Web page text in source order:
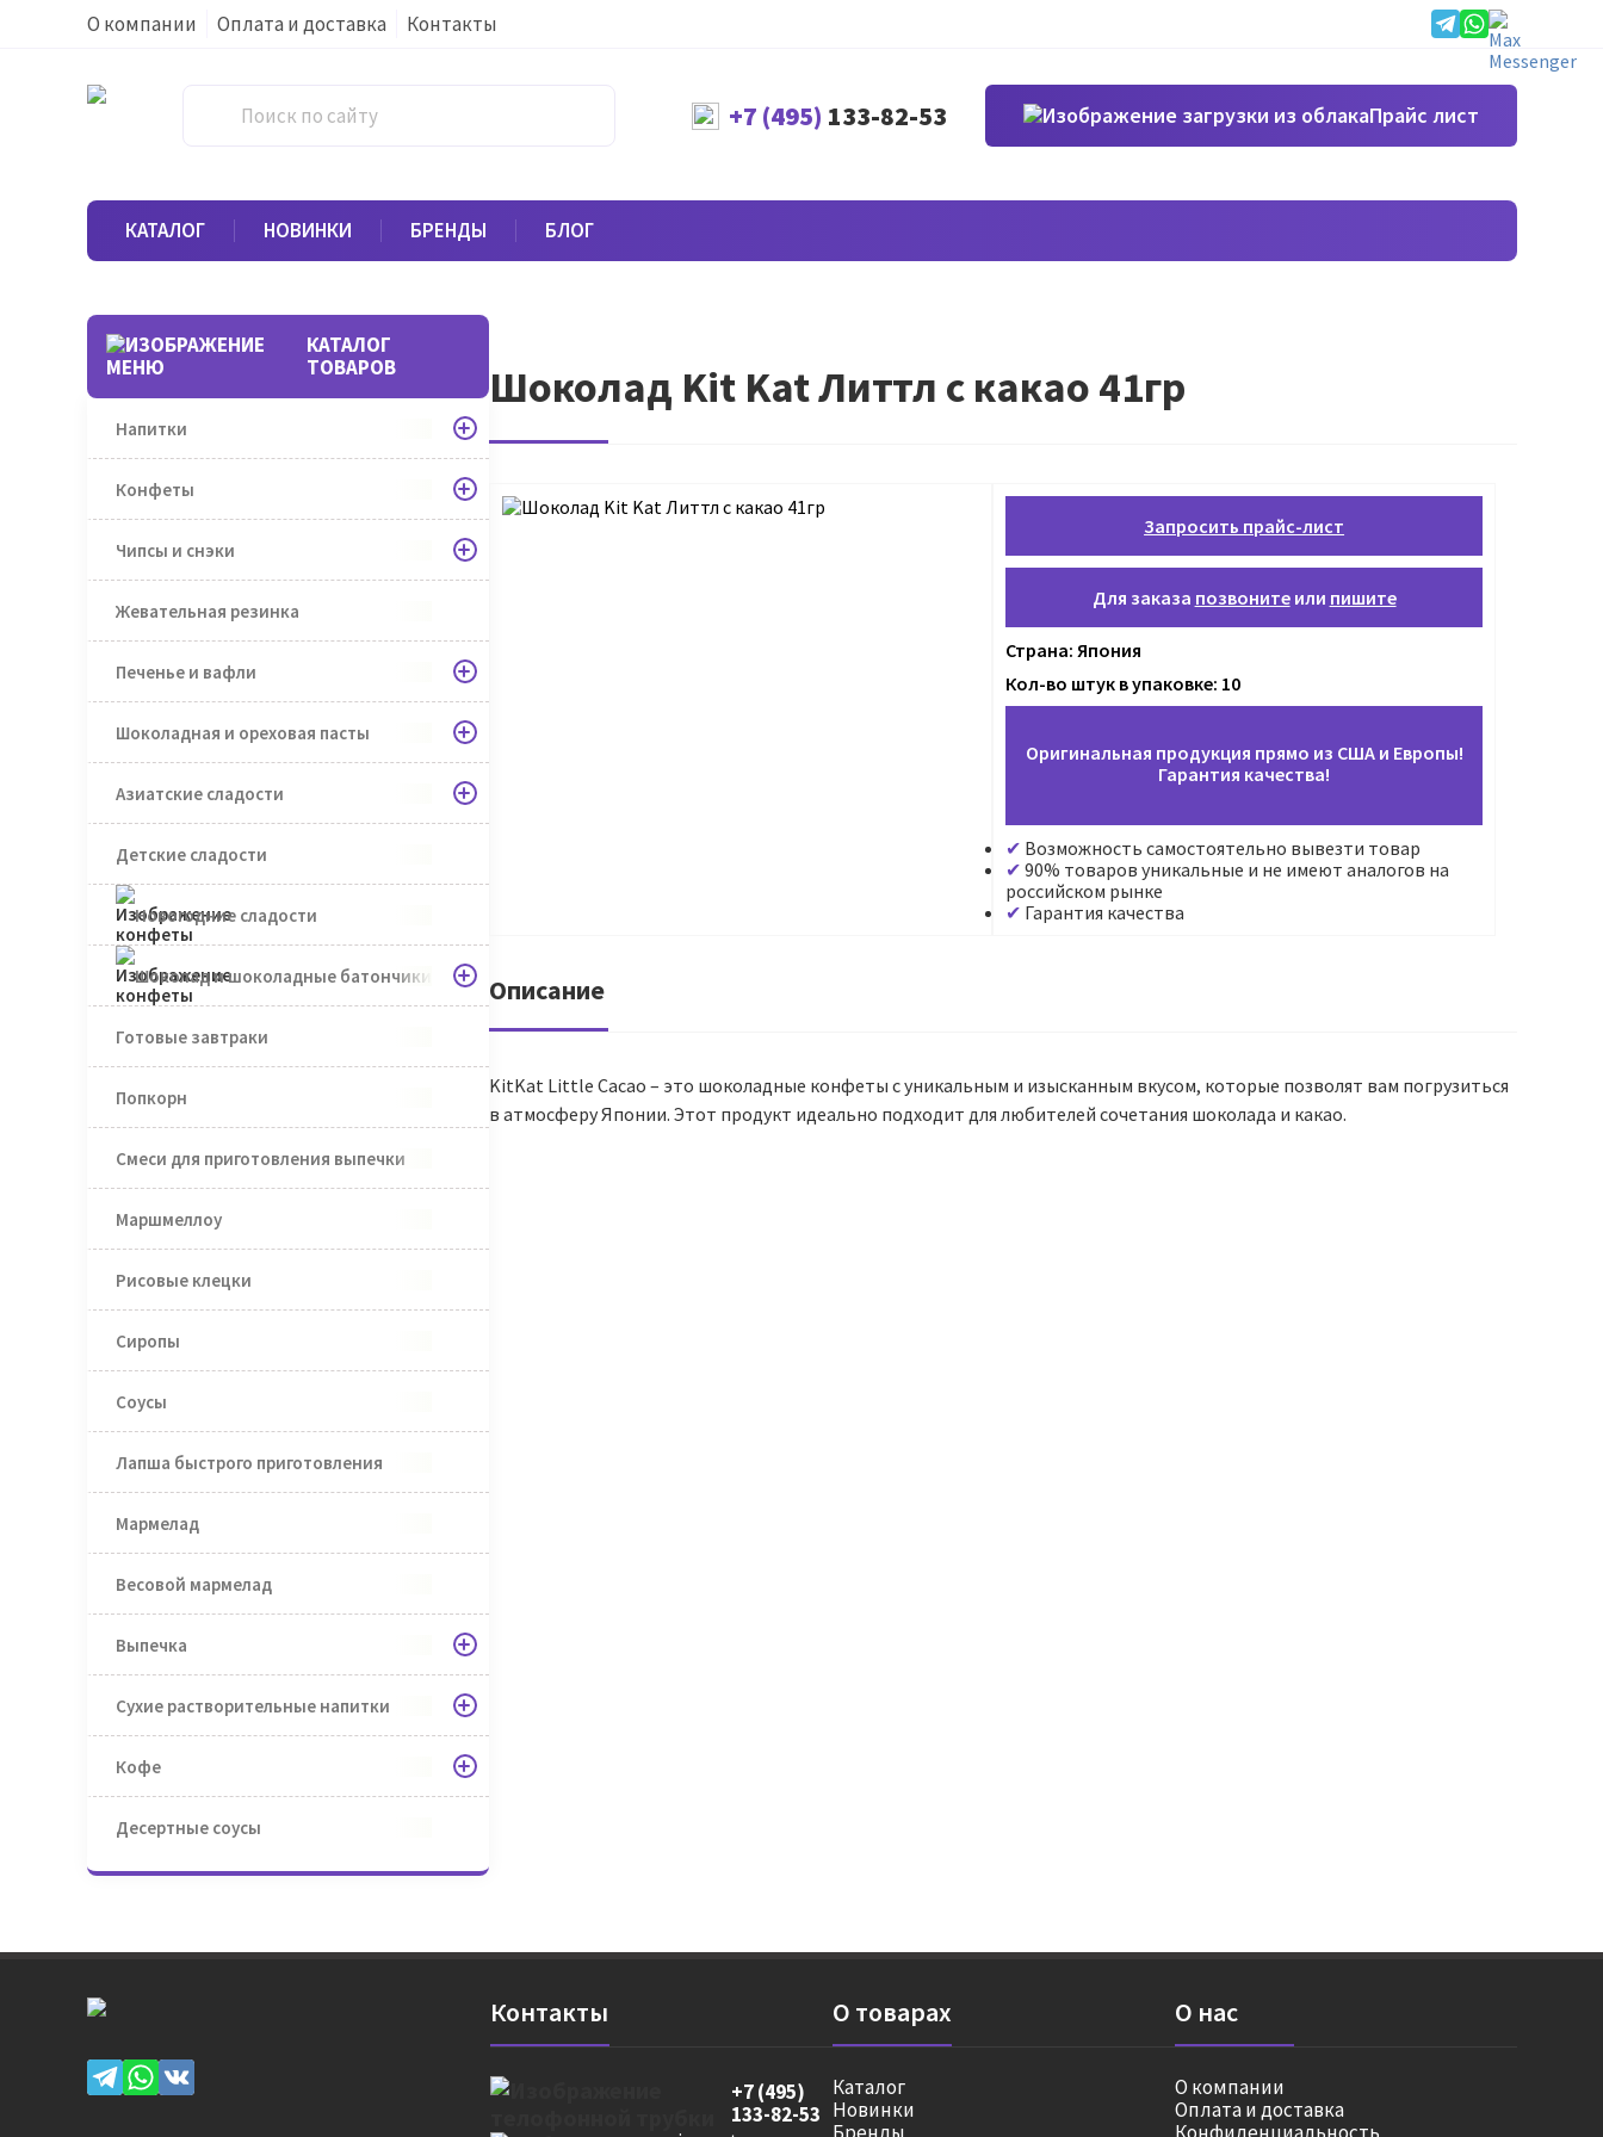
О компании Оплата и доставка Контакты
+7 (495) 133-82-53 Прайс лист
КАТАЛОГ НОВИНКИ БРЕНДЫ БЛОГ
КАТАЛОГ
ТОВАРОВ
Напитки
Конфеты
Чипсы и снэки
Жевательная резинка
Печенье и вафли
Шоколадная и ореховая пасты
Азиатские сладости
Детские сладости
Новогодние сладости
Шоколад и шоколадные батончики
Готовые завтраки
Попкорн
Смеси для приготовления выпечки
Маршмеллоу
Рисовые клецки
Сиропы
Соусы
Лапша быстрого приготовления
Мармелад
Весовой мармелад
Выпечка
Сухие растворительные напитки
Кофе
Десертные соусы
Шоколад Kit Kat Литтл с какао 41гр
Запросить прайс-лист
Для заказа позвонитеили пишите
Страна: Япония
Кол-во штук в упаковке: 10
Оригинальная продукция прямо из США и Европы!
Гарантия качества!
Возможность самостоятельно вывезти товар
90% товаров уникальные и не имеют аналогов на
российском рынке
Гарантия качества
Описание
KitKat Little Cacao – это шоколадные конфеты с уникальным и изысканным вкусом, которые позволят вам погрузиться
в атмосферу Японии. Этот продукт идеально подходит для любителей сочетания шоколада и какао.
Контакты
+7 (495)
133-82-53
О товарах
Каталог
Новинки
О нас
О компании
Оплата и доставка